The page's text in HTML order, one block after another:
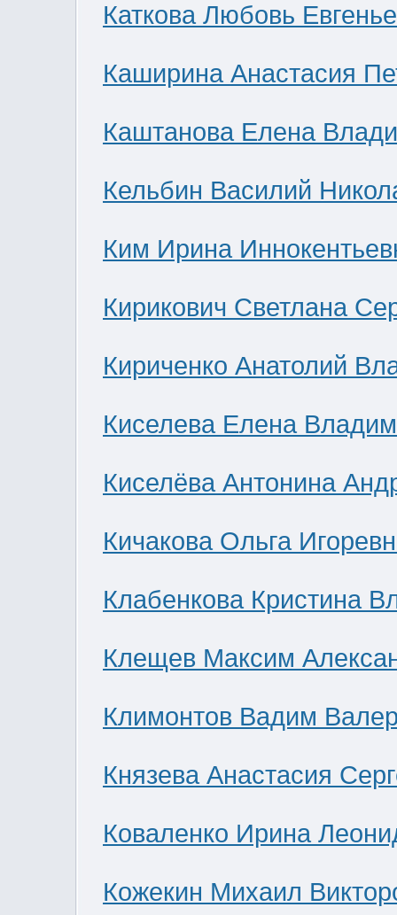
Каткова Любовь
Каширина Анастасия
Каштанова Елена
Кельбин Василий
Ким Ирина
Кирикович Светлана
Кириченко Анатолий
Киселева Елена
Киселёва Антонина
Кичакова Ольга
Клабенкова Кристина
Клещев Максим
Климонтов Вадим
Князева Анастасия
Коваленко Ирина
Кожекин Михаил